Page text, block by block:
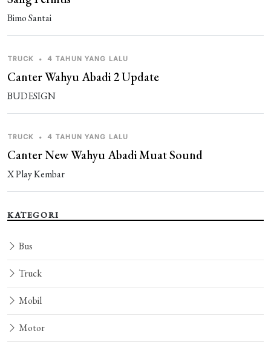
Bimo Santai
TRUCK • 4 TAHUN YANG LALU
Canter Wahyu Abadi 2 Update
BUDESIGN
TRUCK • 4 TAHUN YANG LALU
Canter New Wahyu Abadi Muat Sound
X Play Kembar
KATEGORI
Bus
Truck
Mobil
Motor